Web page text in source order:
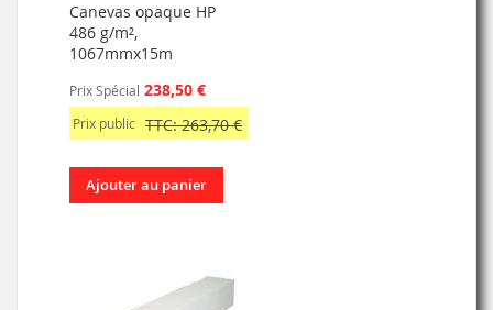
Canevas opaque HP
486 g/m²,
1067mmx15m
Prix Spécial 238,50 €
Prix public TTC: 263,70 €
Ajouter au panier